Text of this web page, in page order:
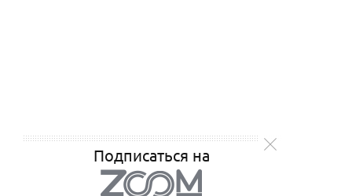
Подписаться на